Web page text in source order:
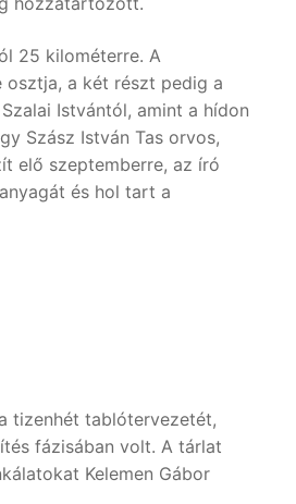
25 kilométerre. A
osztja, a két részt pedig a
Istvántól, amint a hídon
Szász István Tas orvos,
elő szeptemberre, az író
és hol tart a
tizenhét tablótervezetét,
fázisában volt. A tárlat
Kelemen Gábor